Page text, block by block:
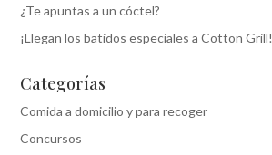
¿Te apuntas a un cóctel?
¡Llegan los batidos especiales a Cotton Grill!
Categorías
Comida a domicilio y para recoger
Concursos